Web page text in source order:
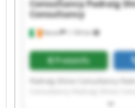
Navan 1.194 km
ConsultancyPadraig
Consultancy
Preisinfo
Padraig Shine Consultancy
Shine Consultancy Padraig